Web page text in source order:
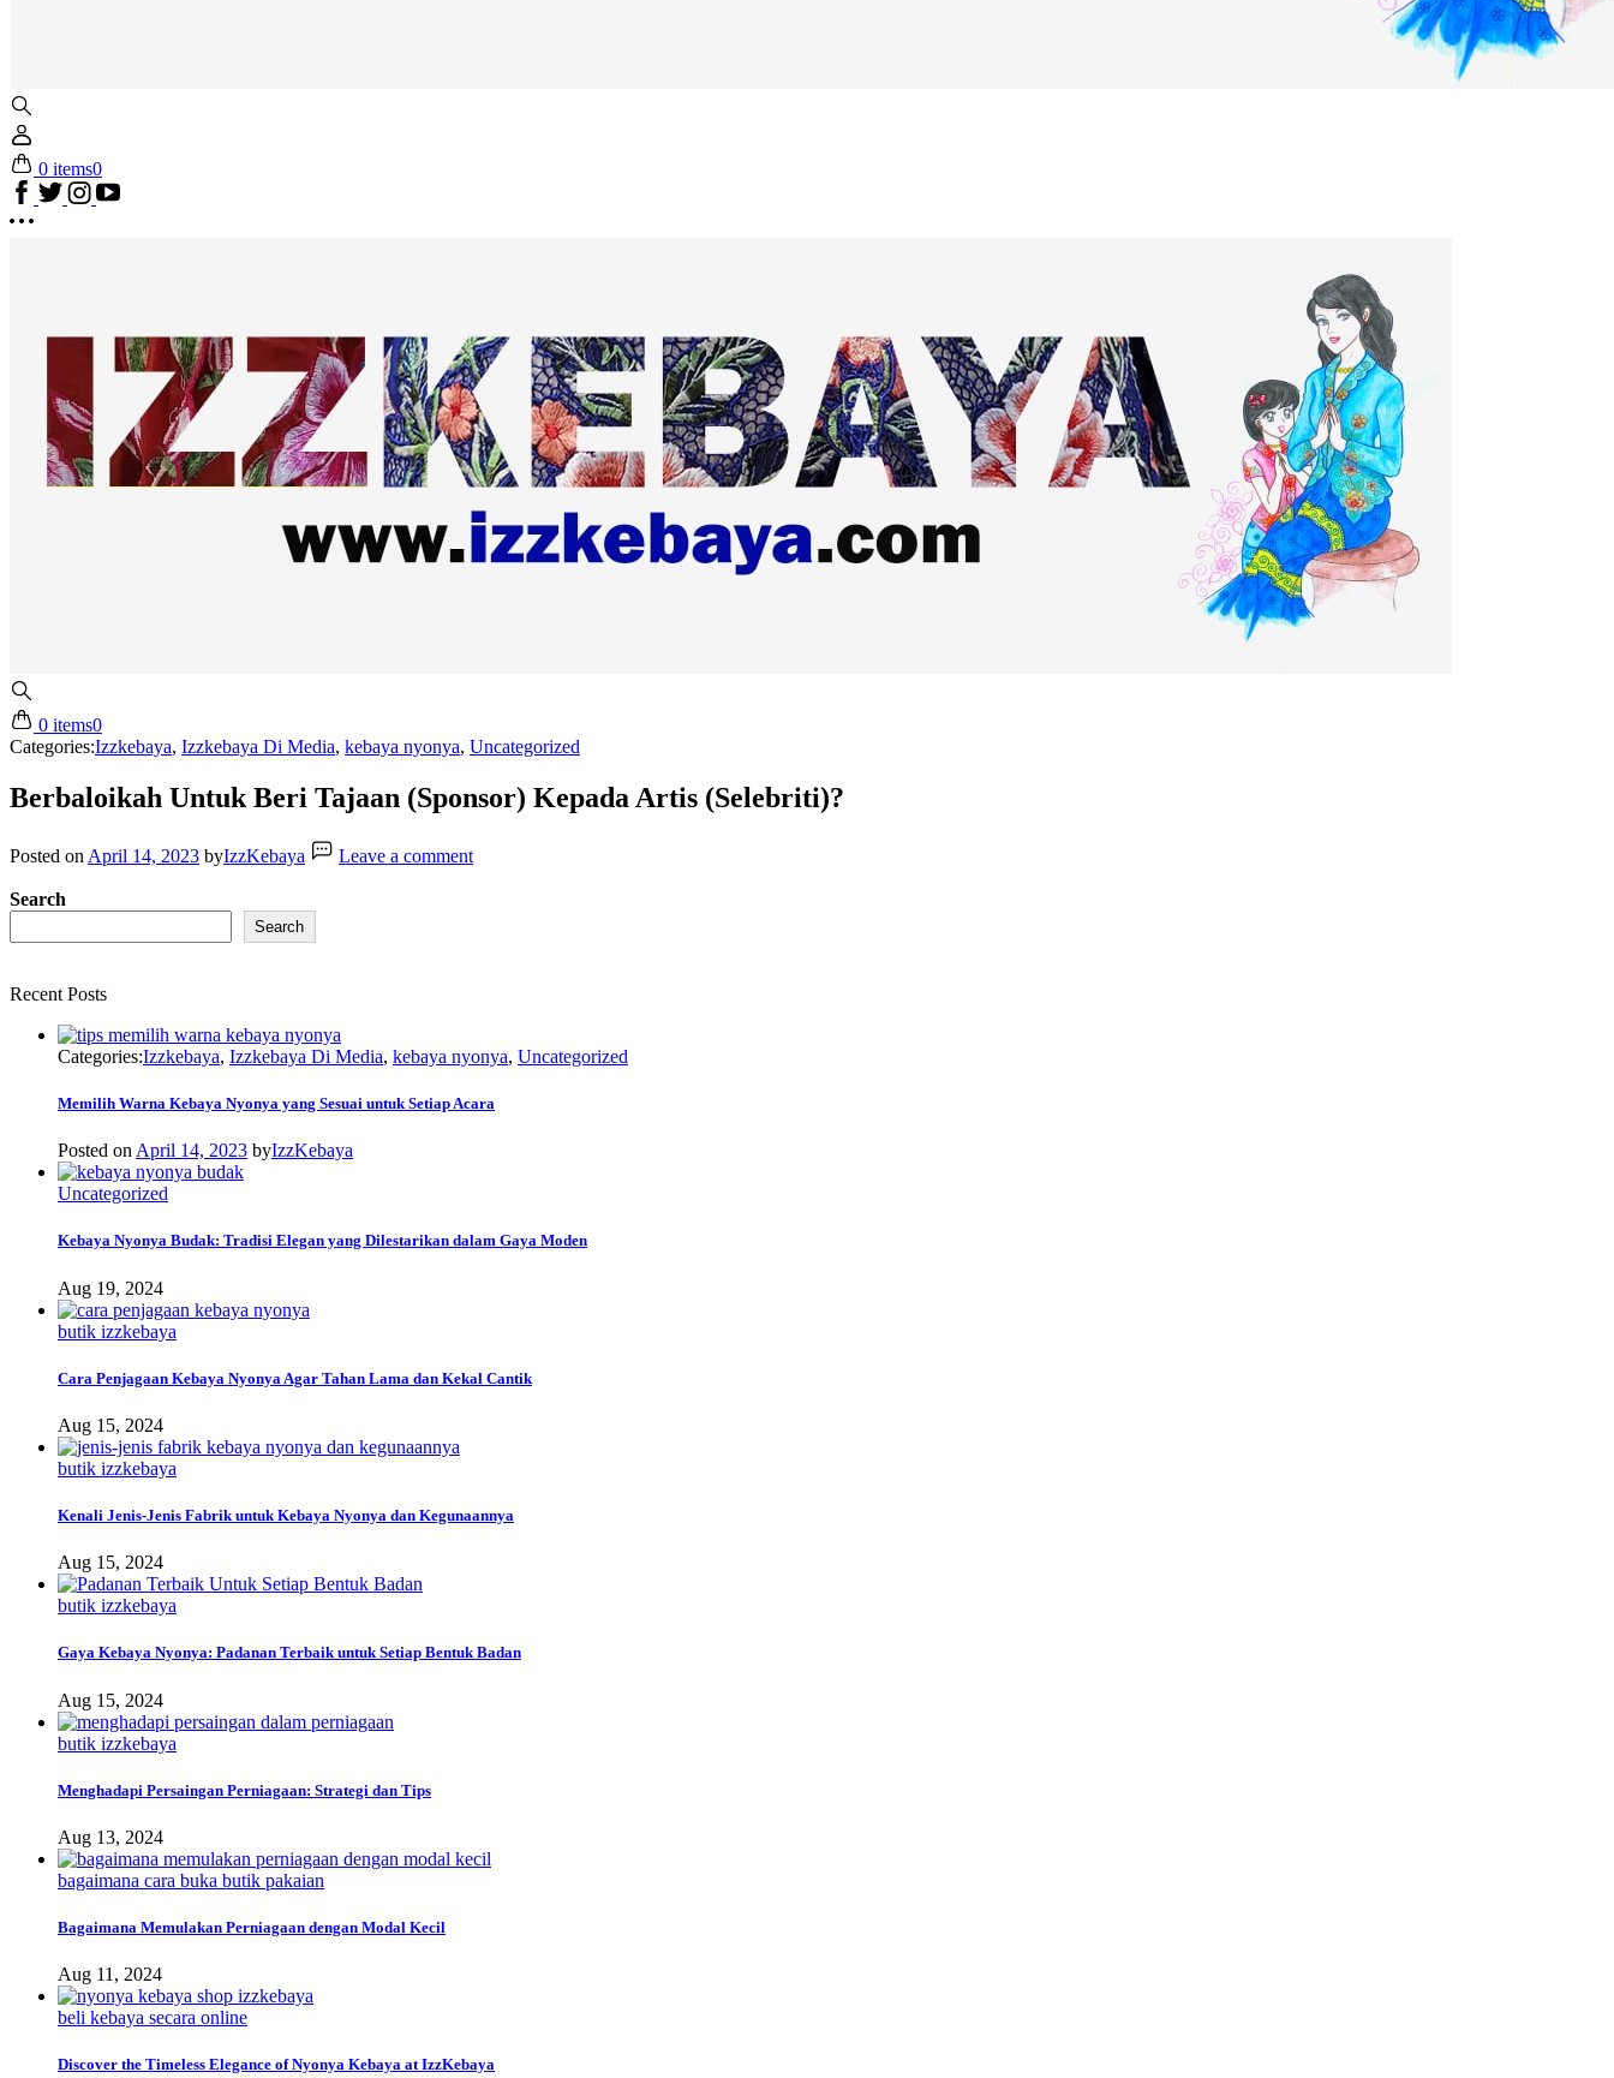
0 items0
0 items0
Categories:Izzkebaya, Izzkebaya Di Media, kebaya nyonya, Uncategorized
Berbaloikah Untuk Beri Tajaan (Sponsor) Kepada Artis (Selebriti)?
Posted on April 14, 2023 byIzzKebaya Leave a comment
Search
Search
Recent Posts
Categories:Izzkebaya, Izzkebaya Di Media, kebaya nyonya, Uncategorized
Memilih Warna Kebaya Nyonya yang Sesuai untuk Setiap Acara
Posted on April 14, 2023 byIzzKebaya
Uncategorized
Kebaya Nyonya Budak: Tradisi Elegan yang Dilestarikan dalam Gaya Moden
Aug 19, 2024
butik izzkebaya
Cara Penjagaan Kebaya Nyonya Agar Tahan Lama dan Kekal Cantik
Aug 15, 2024
butik izzkebaya
Kenali Jenis-Jenis Fabrik untuk Kebaya Nyonya dan Kegunaannya
Aug 15, 2024
butik izzkebaya
Gaya Kebaya Nyonya: Padanan Terbaik untuk Setiap Bentuk Badan
Aug 15, 2024
butik izzkebaya
Menghadapi Persaingan Perniagaan: Strategi dan Tips
Aug 13, 2024
bagaimana cara buka butik pakaian
Bagaimana Memulakan Perniagaan dengan Modal Kecil
Aug 11, 2024
beli kebaya secara online
Discover the Timeless Elegance of Nyonya Kebaya at IzzKebaya